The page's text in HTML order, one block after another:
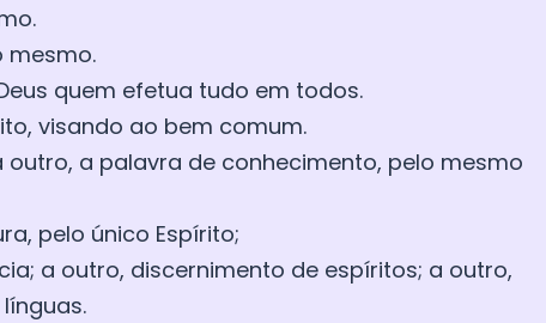
mesmo.
quem efetua tudo em todos.
visando ao bem comum.
a palavra de conhecimento, pelo mesmo
pelo único Espírito;
a outro, discernimento de espíritos; a outro,